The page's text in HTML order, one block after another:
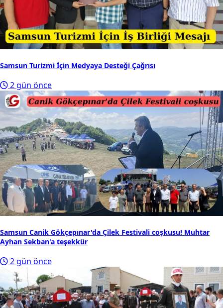
Samsun Turizmi İçin Medyaya Desteği Çağrısı
2 gün önce
Samsun Canik Gökçepınar'da Çilek Festivali coşkusu! Muhtar
Ayhan Sekban'a teşekkür
2 gün önce